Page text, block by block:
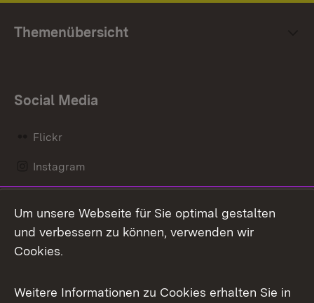
Themenübersicht
Social Media
Flickr
Instagram
Mastodon
Messenger
Social Wall
Um unsere Webseite für Sie optimal gestalten
und verbessern zu können, verwenden wir
Cookies.
Weitere Informationen zu Cookies erhalten Sie in